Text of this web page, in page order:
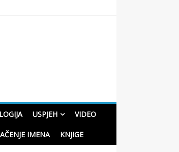
USPJEH VIDEO
IMENA KNJIGE